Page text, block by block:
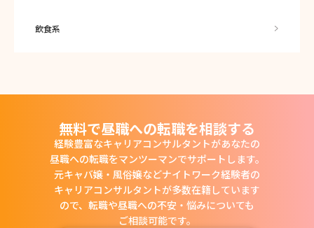
飲食系
無料で昼職への転職を相談する
経験豊富なキャリアコンサルタントがあなたの
昼職への転職をマンツーマンでサポートします。
元キャバ嬢・風俗嬢などナイトワーク経験者の
キャリアコンサルタントが多数在籍しています
ので、 転職や昼職への不安・悩みについても
ご相談可能です。